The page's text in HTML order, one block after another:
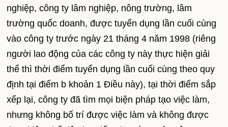
nghiệp, công ty lâm nghiệp, nông trường, lâm
trường quốc doanh, được tuyển dụng lần cuối cùng
vào công ty trước ngày 21 tháng 4 năm 1998 (riêng
người lao động của các công ty này thực hiện giải
thể thì thời điểm tuyển dụng lần cuối cùng theo quy
định tại điểm b khoản 1 Điều này), tại thời điểm sắp
xếp lại, công ty đã tìm mọi biện pháp tạo việc làm,
nhưng không bố trí được việc làm và không được